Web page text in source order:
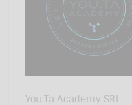
You.Ta Academy SRL